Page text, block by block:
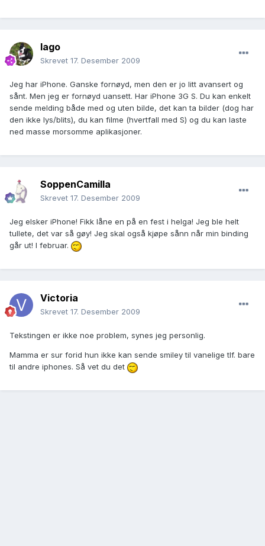
Iago
Skrevet 17. Desember 2009
Jeg har iPhone. Ganske fornøyd, men den er jo litt avansert og
sånt. Men jeg er fornøyd uansett. Har iPhone 3G S. Du kan enkelt
sende melding både med og uten bilde, det kan ta bilder (dog har
den ikke lys/blits), du kan filme (hvertfall med S) og du kan laste
ned masse morsomme aplikasjoner.
SoppenCamilla
Skrevet 17. Desember 2009
Jeg elsker iPhone! Fikk låne en på en fest i helga! Jeg ble helt
tullete, det var så gøy! Jeg skal også kjøpe sånn når min binding
går ut! I februar.
Victoria
Skrevet 17. Desember 2009
Tekstingen er ikke noe problem, synes jeg personlig.
Mamma er sur forid hun ikke kan sende smiley til vanelige tlf. bare
til andre iphones. Så vet du det